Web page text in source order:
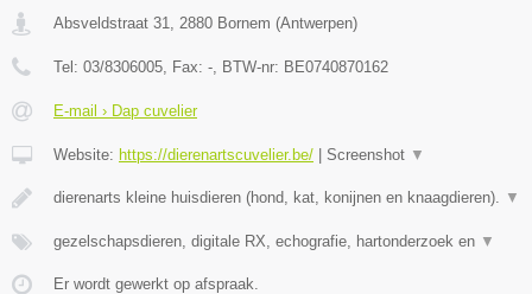
Absveldstraat 31 2880 Bornem (Antwerpen)
Tel: 03/8306005 , Fax: - , BTW-nr: BE0740870162
E-mail › Dap cuvelier
Website: https://dierenartscuvelier.be/ Screenshot ▼
dierenarts kleine huisdieren (hond, kat, konijnen en knaagdieren). ▼
gezelschapsdieren, digitale RX, echografie, hartonderzoek en ▼
Er wordt gewerkt op afspraak.